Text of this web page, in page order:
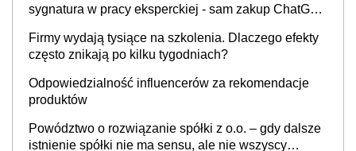
sygnatura w pracy eksperckiej - sam zakup ChatGPT
Firmy wydają tysiące na szkolenia. Dlaczego efekty
często znikają po kilku tygodniach?
Odpowiedzialność influencerów za rekomendacje
produktów
Powództwo o rozwiązanie spółki z o.o. – gdy dalsze
istnienie spółki nie ma sensu, ale nie wszyscy